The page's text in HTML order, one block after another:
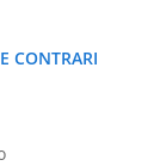
CONTRARI